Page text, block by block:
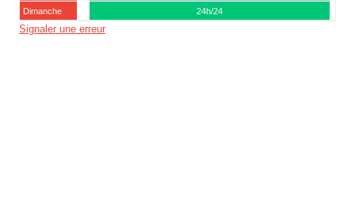
Dimanche
24h/24
Signaler une erreur